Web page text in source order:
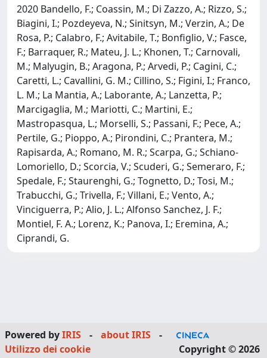
2020 Bandello, F.; Coassin, M.; Di Zazzo, A.; Rizzo, S.;
Biagini, I.; Pozdeyeva, N.; Sinitsyn, M.; Verzin, A.; De
Rosa, P.; Calabro, F.; Avitabile, T.; Bonfiglio, V.; Fasce,
F.; Barraquer, R.; Mateu, J. L.; Khonen, T.; Carnovali,
M.; Malyugin, B.; Aragona, P.; Arvedi, P.; Cagini, C.;
Caretti, L.; Cavallini, G. M.; Cillino, S.; Figini, I.; Franco,
L. M.; La Mantia, A.; Laborante, A.; Lanzetta, P.;
Marcigaglia, M.; Mariotti, C.; Martini, E.;
Mastropasqua, L.; Morselli, S.; Passani, F.; Pece, A.;
Pertile, G.; Pioppo, A.; Pirondini, C.; Prantera, M.;
Rapisarda, A.; Romano, M. R.; Scarpa, G.; Schiano-
Lomoriello, D.; Scorcia, V.; Scuderi, G.; Semeraro, F.;
Spedale, F.; Staurenghi, G.; Tognetto, D.; Tosi, M.;
Trabucchi, G.; Trivella, F.; Villani, E.; Vento, A.;
Vinciguerra, P.; Alio, J. L.; Alfonso Sanchez, J. F.;
Montiel, F. A.; Lorenz, K.; Panova, I.; Eremina, A.;
Ciprandi, G.
Powered byIRIS - about IRIS
-
Utilizzo dei cookie
Copyright © 2026